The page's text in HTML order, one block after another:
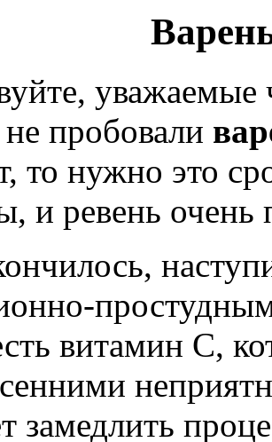
уважаемые
пробовали
то нужно это
и ревень очень
витамин С,
замедлить